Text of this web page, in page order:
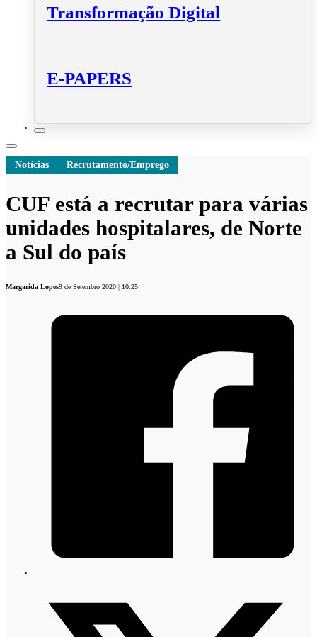
Transformação Digital
E-PAPERS
Notícias Recrutamento/Emprego
CUF está a recrutar para várias
unidades hospitalares, de Norte
a Sul do país
Margarida Lopes9 de Setembro 2020 | 10:25